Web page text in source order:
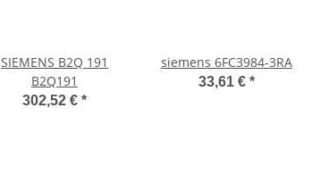
SIEMENS B2Q 191
B2Q191
302,52 € *
siemens 6FC3984-3RA
33,61 € *